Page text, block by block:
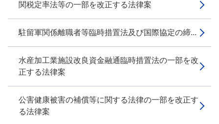
関税定率法等の一部を改正する法律案
駐留軍関係離職者等臨時措置法及び国際協定の締...
水産加工業施設改良資金融通臨時措置法の一部を改
正する法律案
公害健康被害の補償等に関する法律の一部を改正す
る法律案